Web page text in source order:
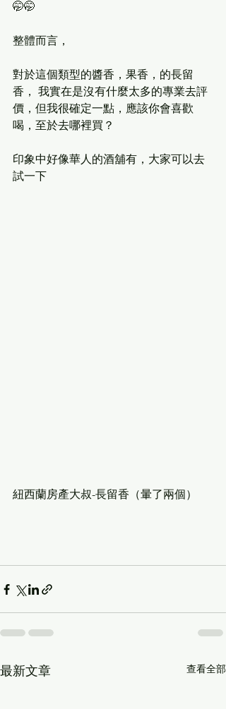
🤭🤭
整體而言，
對於這個類型的醬香，果香，的長留
香， 我實在是沒有什麼太多的專業去評
價，但我很確定一點，應該你會喜歡
喝，至於去哪裡買？
印象中好像華人的酒舖有，大家可以去
試一下
紐西蘭房產大叔-長留香（暈了兩個）
最新文章 查看全部